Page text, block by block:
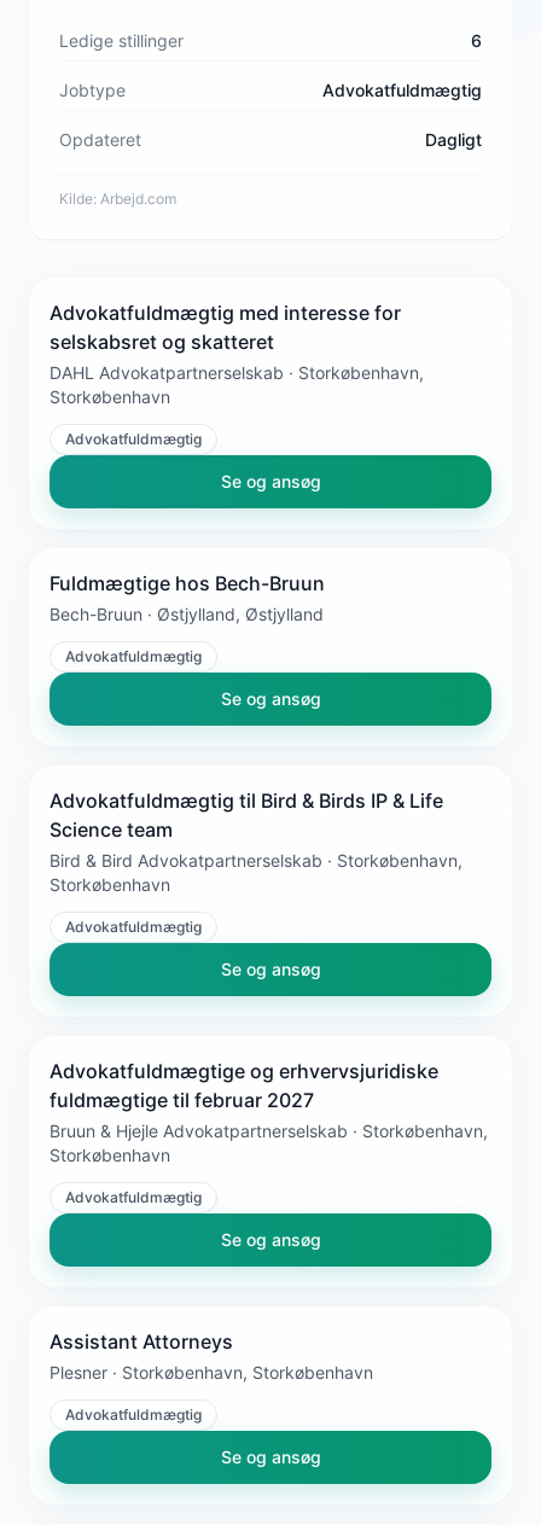
Ledige stillinger 6
Jobtype Advokatfuldmægtig
Opdateret Dagligt
Kilde: Arbejd.com
Advokatfuldmægtig med interesse for
selskabsret og skatteret
DAHL Advokatpartnerselskab · Storkøbenhavn,
Storkøbenhavn
Advokatfuldmægtig
Se og ansøg
Fuldmægtige hos Bech-Bruun
Bech-Bruun · Østjylland, Østjylland
Advokatfuldmægtig
Se og ansøg
Advokatfuldmægtig til Bird & Birds IP & Life
Science team
Bird & Bird Advokatpartnerselskab · Storkøbenhavn,
Storkøbenhavn
Advokatfuldmægtig
Se og ansøg
Advokatfuldmægtige og erhvervsjuridiske
fuldmægtige til februar 2027
Bruun & Hjejle Advokatpartnerselskab · Storkøbenhavn,
Storkøbenhavn
Advokatfuldmægtig
Se og ansøg
Assistant Attorneys
Plesner · Storkøbenhavn, Storkøbenhavn
Advokatfuldmægtig
Se og ansøg